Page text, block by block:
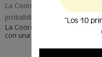
La Coordinadora Nacional
probabilidad del 88%, lo que
La Coordinadora Nacional
con una probabilidad del